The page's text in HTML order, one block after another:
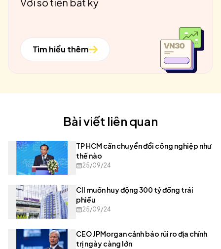
Tìm hiểu thêm
Bài viết liên quan
TP HCM cần chuyển đổi công nghiệp như
thế nào
25/09/24
CII muốn huy động 300 tỷ đồng trái
phiếu
25/09/24
CEO JPMorgan cảnh báo rủi ro địa chính
trị ngày càng lớn